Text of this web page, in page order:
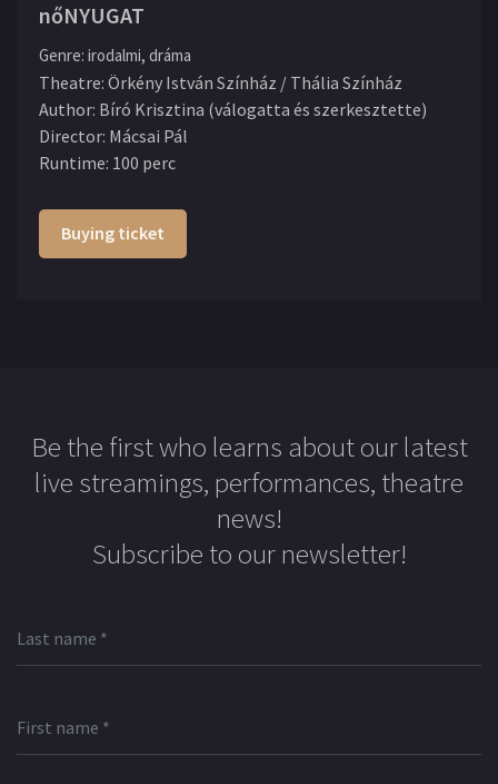
nőNYUGAT
Genre: irodalmi, dráma
Theatre: Örkény István Színház / Thália Színház
Author: Bíró Krisztina (válogatta és szerkesztette)
Director: Mácsai Pál
Runtime: 100 perc
Buying ticket
Be the first who learns about our latest
live streamings, performances, theatre
news!
Subscribe to our newsletter!